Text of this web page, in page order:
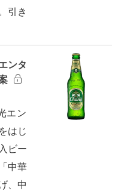
引き
ンタ
エン
はじ
ビー
中華
、中